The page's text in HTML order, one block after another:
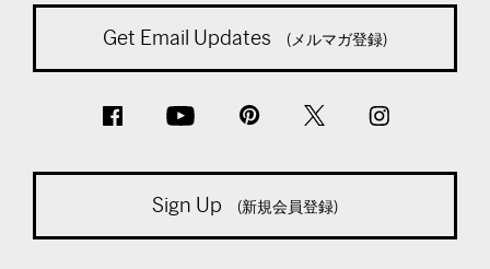
Get Email Updates (メルマガ登録)
Sign Up (新規会員登録)